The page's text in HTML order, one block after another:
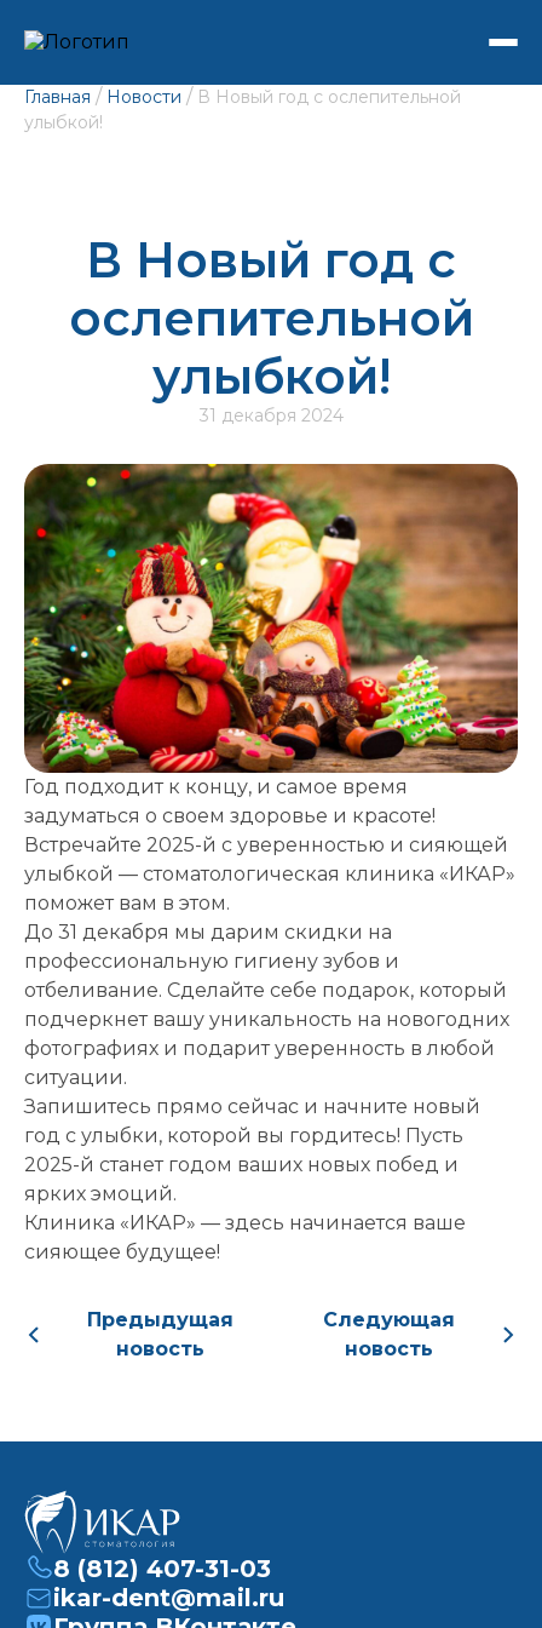
Записаться
на приём
Выберите
клинику:
Выберите
врача:
Дата и
приёма:
Если Вам нужна
срочная запись на
прием, поставьте
галочку здесь
Нажимая кнопку «Записаться на
приём» вы подтверждаете, что
Главная / Новости / В Новый год с ослепительной
улыбкой!
В Новый год с
ослепительной
улыбкой!
31 декабря 2024
Год подходит к концу, и самое время
задуматься о своем здоровье и красоте!
Встречайте 2025-й с уверенностью и сияющей
улыбкой — стоматологическая клиника «ИКАР»
поможет вам в этом.
До 31 декабря мы дарим скидки на
профессиональную гигиену зубов и
отбеливание. Сделайте себе подарок, который
подчеркнет вашу уникальность на новогодних
фотографиях и подарит уверенность в любой
ситуации.
Запишитесь прямо сейчас и начните новый
год с улыбки, которой вы гордитесь! Пусть
2025-й станет годом ваших новых побед и
ярких эмоций.
Клиника «ИКАР» — здесь начинается ваше
сияющее будущее!
Предыдущая
новость
Следующая
новость
8 (812) 407-31-03
ikar-dent@mail.ru